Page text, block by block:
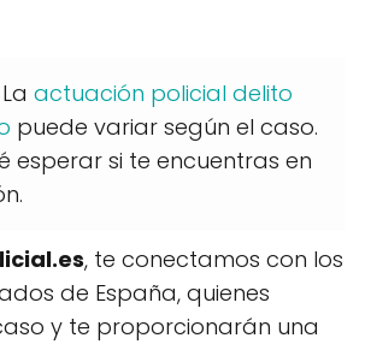
actuación policial delito
puede variar según el caso.
esperar si te encuentras en
, te conectamos con los
de España, quienes
y te proporcionarán una